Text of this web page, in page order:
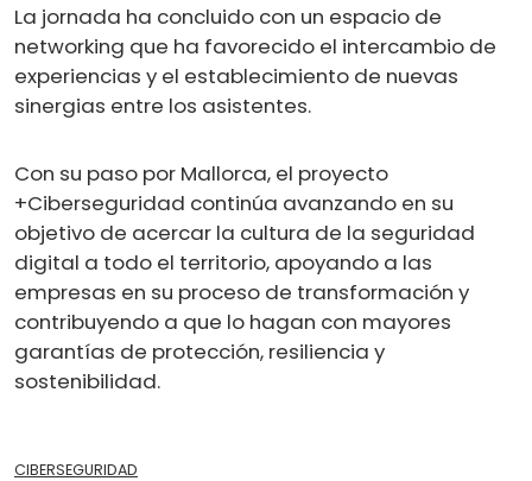
La jornada ha concluido con un espacio de
networking que ha favorecido el intercambio de
experiencias y el establecimiento de nuevas
sinergias entre los asistentes.
Con su paso por Mallorca, el proyecto
+Ciberseguridad continúa avanzando en su
objetivo de acercar la cultura de la seguridad
digital a todo el territorio, apoyando a las
empresas en su proceso de transformación y
contribuyendo a que lo hagan con mayores
garantías de protección, resiliencia y
sostenibilidad.
CIBERSEGURIDAD